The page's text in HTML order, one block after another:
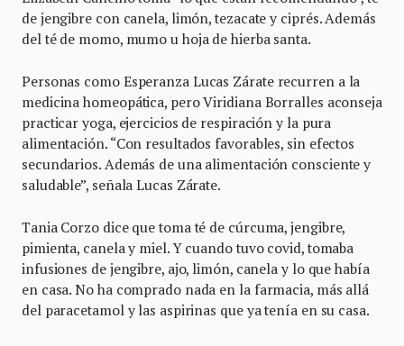
de jengibre con canela, limón, tezacate y ciprés. Además
del té de momo, mumo u hoja de hierba santa.
Personas como Esperanza Lucas Zárate recurren a la
medicina homeopática, pero Viridiana Borralles aconseja
practicar yoga, ejercicios de respiración y la pura
alimentación. “Con resultados favorables, sin efectos
secundarios. Además de una alimentación consciente y
saludable”, señala Lucas Zárate.
Tania Corzo dice que toma té de cúrcuma, jengibre,
pimienta, canela y miel. Y cuando tuvo covid, tomaba
infusiones de jengibre, ajo, limón, canela y lo que había
en casa. No ha comprado nada en la farmacia, más allá
del paracetamol y las aspirinas que ya tenía en su casa.